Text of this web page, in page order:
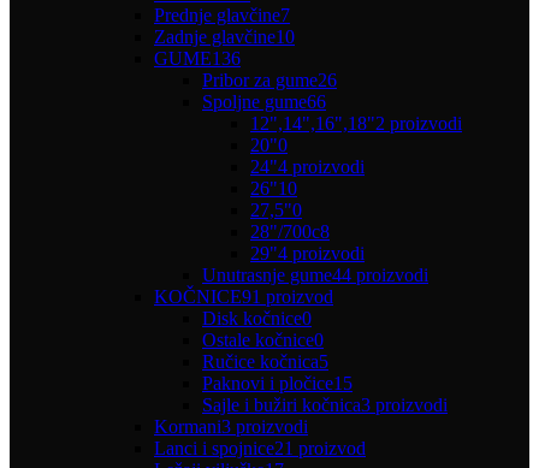
Prednje glavčine7
Zadnje glavčine10
GUME136
Pribor za gume26
Spoljne gume66
12",14",16",18"2 proizvodi
20"0
24"4 proizvodi
26"10
27,5"0
28"/700c8
29"4 proizvodi
Unutrasnje gume44 proizvodi
KOČNICE91 proizvod
Disk kočnice0
Ostale kočnice0
Ručice kočnica5
Paknovi i pločice15
Sajle i bužiri kočnica3 proizvodi
Kormani3 proizvodi
Lanci i spojnice21 proizvod